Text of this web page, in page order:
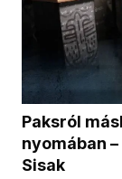
Paksról
nyomában
Sisak